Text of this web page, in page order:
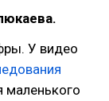
У видео
маленького